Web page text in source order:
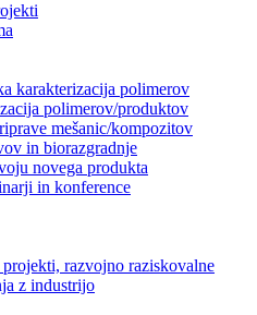
karakterizacija polimerov
polimerov/produktov
mešanic/kompozitov
in biorazgradnje
novega produkta
in konference
razvojno raziskovalne
z industrijo